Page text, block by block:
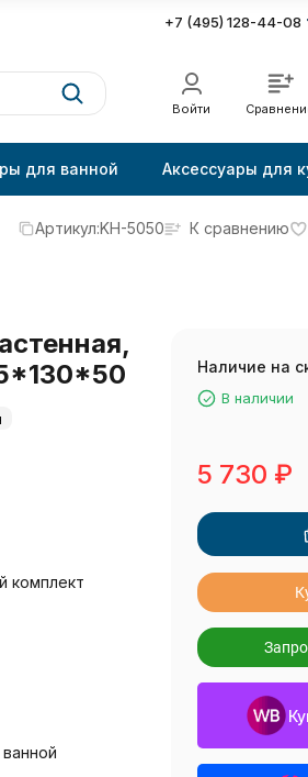
+7 (495) 128-44-08
Войти
для ванной Аксессуары для
Артикул:KH-5050 К сравнению
комплект
Наличие на
В наличии
5 730 ₽